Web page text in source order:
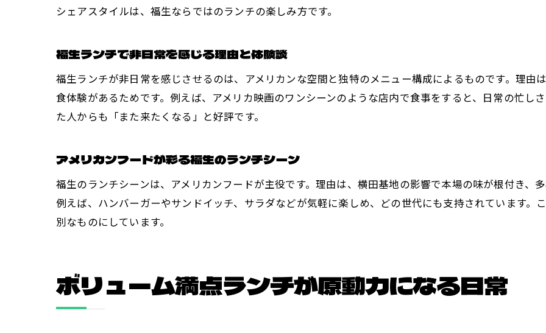
友人と訪れたい福生の人気ランチスポット
駐車場完備の店舗で安心してランチタイム
福生のランチスポット選びで重視したいポイント
福生で快適に過ごせるランチ環境の魅力
写真映えするランチで福生の魅力を発見
フォトジェニックな福生ランチでSNS映え体験
福生ランチで記念に残る一枚を撮影しよう
シェアスタイルは、福生ならではのランチの楽しみ方です。
福生ランチで非日常を感じる理由と体験談
福生ランチが非日常を感じさせるのは、アメリカンな空間と独特のメニュー構成によるものです。理由
食体験があるためです。例えば、アメリカ映画のワンシーンのような店内で食事をすると、日常の忙し
た人からも「また来たくなる」と好評です。
アメリカンフードが彩る福生のランチシーン
福生のランチシーンは、アメリカンフードが主役です。理由は、横田基地の影響で本場の味が根付き、
例えば、ハンバーガーやサンドイッチ、サラダなどが気軽に楽しめ、どの世代にも支持されています。
別なものにしています。
ボリューム満点ランチが原動力になる日常